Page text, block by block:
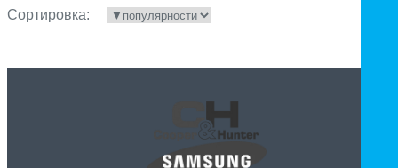
Сортировка: